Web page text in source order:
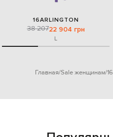
16ARLINGTON
38 20722 904 грн
L
Главная Sale женщинам